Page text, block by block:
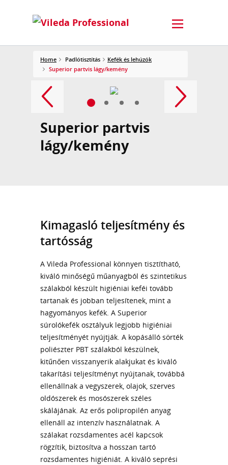
Home Padlótisztítás
Kefék és lehúzók
Superior partvis lágy/kemény
Superior partvis
lágy/kemény
Kimagasló teljesítmény és
tartósság
A Vileda Professional könnyen tisztítható,
kiváló minőségű műanyagból és szintetikus
szálakból készült higiéniai keféi tovább
tartanak és jobban teljesítenek, mint a
hagyományos kefék. A Superior
súrolókefék osztályuk legjobb higiéniai
teljesítményét nyújtják. A kopásálló sörték
poliészter PBT szálakból készülnek,
kitűnően visszanyerik alakjukat és kiváló
takarítási teljesítményt nyújtanak, továbbá
ellenállnak a vegyszerek, olajok, szerves
oldószerek és mosószerek széles
skálájának. Az erős polipropilén anyag
ellenáll az intenzív használatnak. A
szálakat rozsdamentes acél kapcsok
rögzítik, biztosítva a hosszan tartó
rozsdamentes higiéniát. A kiváló seprési